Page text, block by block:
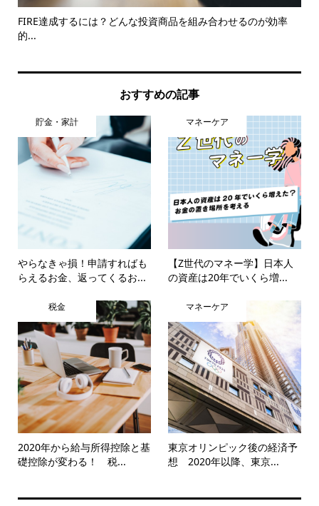
FIRE達成するには？どんな投資商品を組み合わせるのが効率
的...
おすすめの記事
貯金・家計
やらなきゃ損！申請すればも
らえるお金、返ってくるお...
マネーケア
【Z世代のマネー学】日本人
の資産は20年でいくら増...
税金
2020年から給与所得控除と基
礎控除が変わる！ 税...
マネーケア
東京オリンピック後の経済予
想 2020年以降、東京...